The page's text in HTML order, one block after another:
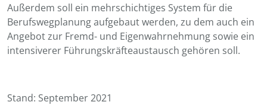
Außerdem soll ein mehrschichtiges System für die
Berufswegplanung aufgebaut werden, zu dem auch ein
Angebot zur Fremd- und Eigenwahrnehmung sowie ein
intensiverer Führungskräfteaustausch gehören soll.
Stand: September 2021